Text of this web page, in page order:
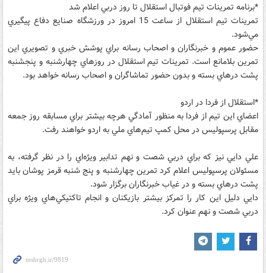
*برنامه تمرينات تيم فوتبال استقلال تا روز دربي اعلام شد
تمرينات تيم استقلال از ساعت 15 امروز در ورزشگاه صنايع دفاع پيگيري
مي‌شود.
حضور عموم و خبرنگاران و اصحاب رسانه براي پوشش خبري و تصويري اين
تمرين بلامانع است. تمرينات تيم استقلال در روزهاي چهارشنبه و پنجشنبه
پشت درهاي بسته و بدون حضور تماشاگران و اصحاب رسانه خواهد بود.
*استقلال از فردا در اردو
اعضاي اين تيم از فردا به منظور آمادگي هرچه بيشتر براي مسابقه روز جمعه
مقابل پرسپوليس در محل کمپ تيم‌هاي ملي به اردو خواهند رفت.
علي دايي نيز که براي دربي شصت و نهم تدابير ويژه‌اي را در نظر گرفته، به
مسئولان پرسپوليس اعلام کرد تمرين چهارشنبه و پنج شنبه قرمز پوشان بايد
پشت در‌هاي بسته و در غياب خبرنگاران برگزار شود.
دايي دليل اين کار را تمرکز بيشتر بازيکنان و انجام تاکتيکي‌هاي ويژه براي
دربي شصت و نهم عنوان کرد.